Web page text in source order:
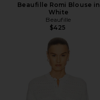
Beaufille Romi Blouse in
White
Beaufille
$425